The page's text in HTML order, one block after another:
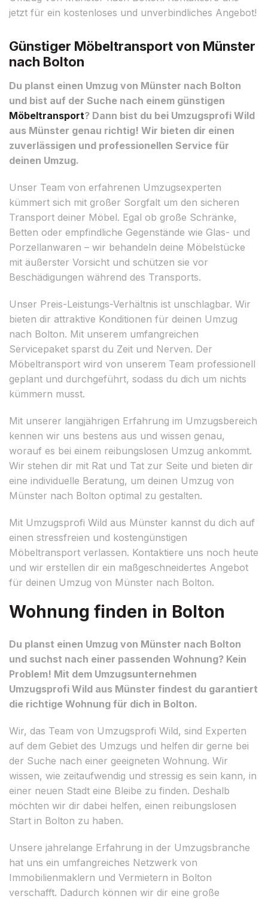
jetzt für ein kostenloses und unverbindliches Angebot!
Günstiger Möbeltransport von Münster
nach Bolton
Du planst einen Umzug von Münster nach Bolton
und bist auf der Suche nach einem günstigen
Möbeltransport? Dann bist du bei Umzugsprofi Wild
aus Münster genau richtig! Wir bieten dir einen
zuverlässigen und professionellen Service für
deinen Umzug.
Unser Team von erfahrenen Umzugsexperten
kümmert sich mit großer Sorgfalt um den sicheren
Transport deiner Möbel. Egal ob große Schränke,
Betten oder empfindliche Gegenstände wie Glas- und
Porzellanwaren – wir behandeln deine Möbelstücke
mit äußerster Vorsicht und schützen sie vor
Beschädigungen während des Transports.
Unser Preis-Leistungs-Verhältnis ist unschlagbar. Wir
bieten dir attraktive Konditionen für deinen Umzug
nach Bolton. Mit unserem umfangreichen
Servicepaket sparst du Zeit und Nerven. Der
Möbeltransport wird von unserem Team professionell
geplant und durchgeführt, sodass du dich um nichts
kümmern musst.
Mit unserer langjährigen Erfahrung im Umzugsbereich
kennen wir uns bestens aus und wissen genau,
worauf es bei einem reibungslosen Umzug ankommt.
Wir stehen dir mit Rat und Tat zur Seite und bieten dir
eine individuelle Beratung, um deinen Umzug von
Münster nach Bolton optimal zu gestalten.
Mit Umzugsprofi Wild aus Münster kannst du dich auf
einen stressfreien und kostengünstigen
Möbeltransport verlassen. Kontaktiere uns noch heute
und wir erstellen dir ein maßgeschneidertes Angebot
für deinen Umzug von Münster nach Bolton.
Wohnung finden in Bolton
Du planst einen Umzug von Münster nach Bolton
und suchst nach einer passenden Wohnung? Kein
Problem! Mit dem Umzugsunternehmen
Umzugsprofi Wild aus Münster findest du garantiert
die richtige Wohnung für dich in Bolton.
Wir, das Team von Umzugsprofi Wild, sind Experten
auf dem Gebiet des Umzugs und helfen dir gerne bei
der Suche nach einer geeigneten Wohnung. Wir
wissen, wie zeitaufwendig und stressig es sein kann, in
einer neuen Stadt eine Bleibe zu finden. Deshalb
möchten wir dir dabei helfen, einen reibungslosen
Start in Bolton zu haben.
Unsere jahrelange Erfahrung in der Umzugsbranche
hat uns ein umfangreiches Netzwerk von
Immobilienmaklern und Vermietern in Bolton
verschafft. Dadurch können wir dir eine große